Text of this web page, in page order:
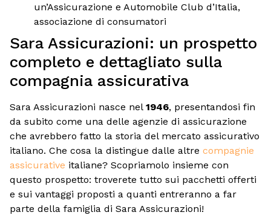
un’Assicurazione e Automobile Club d’Italia,
associazione di consumatori
Sara Assicurazioni: un prospetto
completo e dettagliato sulla
compagnia assicurativa
Sara Assicurazioni nasce nel 1946, presentandosi fin
da subito come una delle agenzie di assicurazione
che avrebbero fatto la storia del mercato assicurativo
italiano. Che cosa la distingue dalle altre compagnie
assicurative italiane? Scopriamolo insieme con
questo prospetto: troverete tutto sui pacchetti offerti
e sui vantaggi proposti a quanti entreranno a far
parte della famiglia di Sara Assicurazioni!